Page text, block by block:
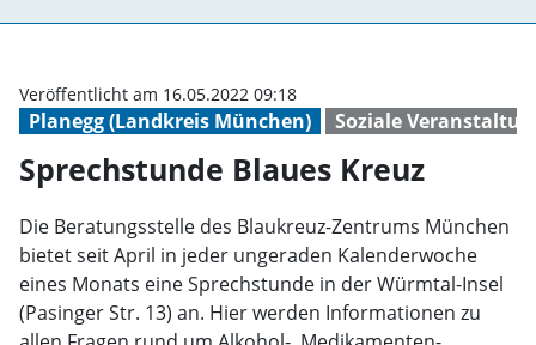
Planegg (Landkreis München) Soziale
Veröffentlicht am 16.05.2022 09:18
Sprechstunde Blaues Kreuz
Die Beratungsstelle des Blaukreuz-Zentrums München
bietet seit April in jeder ungeraden Kalenderwoche
eines Monats eine Sprechstunde in der Würmtal-Insel
(Pasinger Str. 13) an. Hier werden Informationen zu